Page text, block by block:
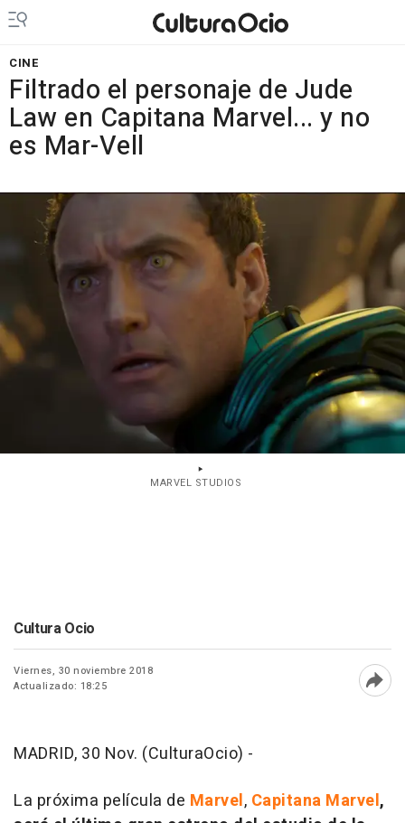
CINE
Filtrado el personaje de Jude
Law en Capitana Marvel... y no
es Mar-Vell
MARVEL STUDIOS
Cultura Ocio
Viernes, 30 noviembre 2018
Actualizado: 18:25
MADRID, 30 Nov. (CulturaOcio) -
La próxima película de Marvel, Capitana Marvel,